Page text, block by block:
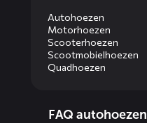
Autohoezen
Motorhoezen
Scooterhoezen
Scootmobielhoezen
Quadhoezen
menusFAQ autohoezen